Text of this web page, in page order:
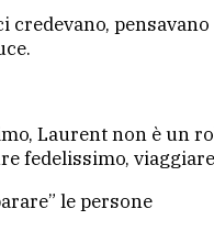
credevano,
Laurent non è un
fedelissimo,
le persone